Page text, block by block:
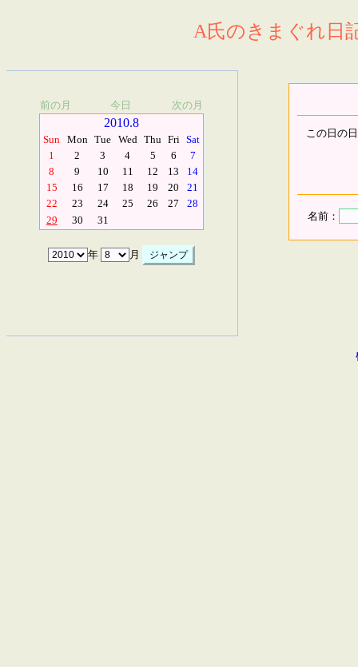
A氏のきまぐれ日
前の月 今日 次の月
2010.8
Sun Mon Tue Wed Thu Fri Sat
1
2 3 4 5 6
7
8
9 10 11 12 13
14
15
16 17 18 19 20
21
22
23 24 25 26 27
28
29
30 31
年 月
この日の
名前：